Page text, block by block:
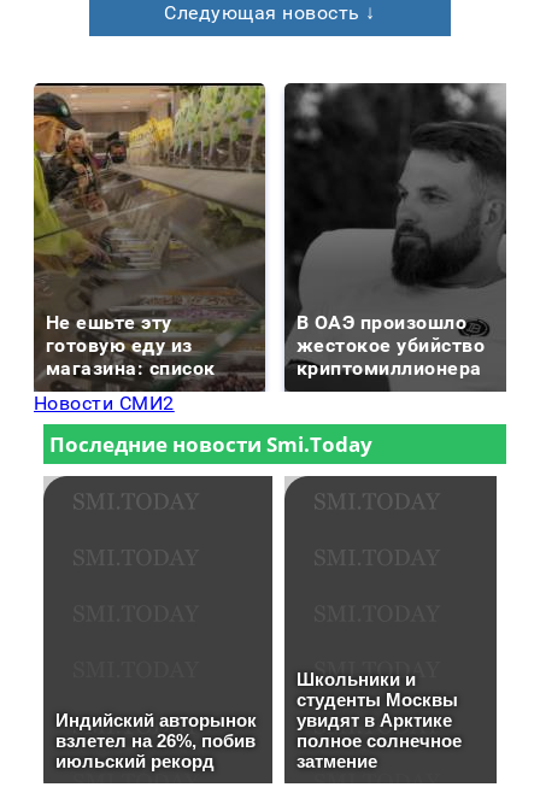
Следующая новость ↓
Не ешьте эту
готовую еду из
магазина: список
В ОАЭ произошло
жестокое убийство
криптомиллионера
Новости СМИ2